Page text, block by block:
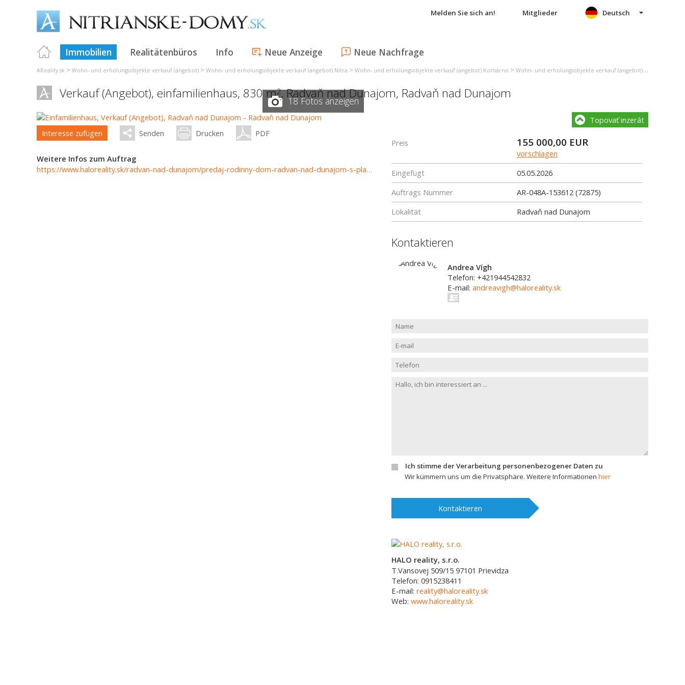
Melden Sie sich an! Mitglieder
Immobilien Realitätenbüros Info Neue Anzeige Neue Nachfrage
Deutsch
AReality.sk > Wohn- und erholungsobjekte verkauf (angebot) > Wohn- und erholungsobjekte verkauf (angebot) Nitra > Wohn- und erholungsobjekte verkauf (angebot) Komárno > Wohn- und erholungsobjekte verkauf (angebot) Radvaň nad Dunajom
Verkauf (Angebot), einfamilienhaus, 830 m2,Radvaň nad Dunajom, Radvaň nad Dunajom
18 Fotos anzeigen
Interesse zufügen Senden Drucken PDF
Weitere Infos zum Auftrag
https://www.haloreality.sk/radvan-nad-dunajom/predaj-rodinny-dom-radvan-nad-dunajom-s-platnym-stavebnym-povolenim---vo-vystavbe---exkluzivne-halo-reality/72875
Topovať inzerát
Preis 155 000,00 EUR
vorschlagen
Eingefügt
05.05.2026
Auftrags Nummer
AR-048A-153612 (72875)
Lokalität
Radvaň nad Dunajom
Kontaktieren
Andrea Vígh
Telefon: +421944542832
E-mail: andreavigh@haloreality.sk
Ich stimme der Verarbeitung personenbezogener Daten zu
Wir kümmern uns um die Privatsphäre. Weitere Informationen hier
Kontaktieren
HALO reality, s.r.o.
T.Vansovej 509/15 97101 Prievidza
Telefon: 0915238411
E-mail: reality@haloreality.sk
Web: www.haloreality.sk